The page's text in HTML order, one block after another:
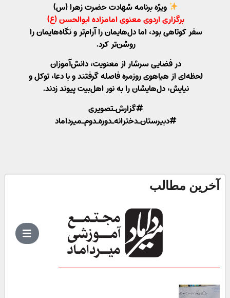
ویژه برنامه شهادت حضرت زهرا (س)
برگزاری اردوی معنوی امامزاده ابوالحسن (ع)
سفر کوتاهی بود، اما دل‌هایمان را آرام‌تر و نگاه‌هایمان را
روشن‌تر کرد.
در فضایی سرشار از معنویت، دانش‌آموزان
لحظه‌ای از هیاهوی روزمره فاصله گرفتند و با دعا، توکل و
نیایش، دل‌هایشان را به نور اهل‌بیت پیوند زدند.
#گزارش_تصویری
#دبیرستان_دخترانه_دوره_دوم_میرداماد
آخرین مطالب